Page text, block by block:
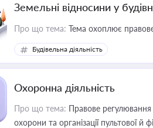
Земельні відносини у
Про що тема: Тема охоплює
Будівельна діяльність
Охоронна діяльність
Про що тема: Правове регулювання
охорони та організації пультової й